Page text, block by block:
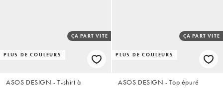
PLUS DE COULEURS
ÇA PART VITE
ASOS DESIGN - T-shirt à
PLUS DE COULEURS
ÇA PART VITE
ASOS DESIGN - Top épuré